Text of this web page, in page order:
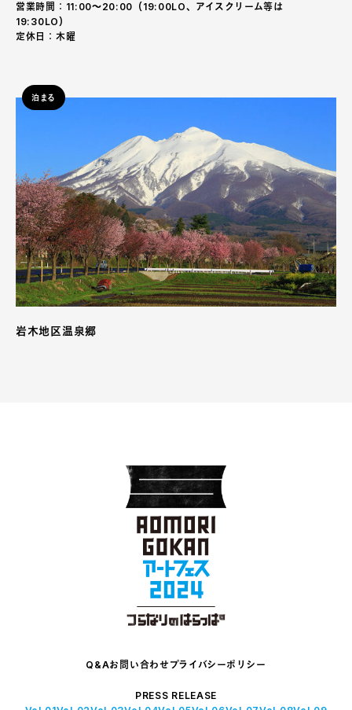
営業時間：11:00〜20:00（19:00LO、アイスクリーム等は
19:30LO）
定休日：木曜
泊まる
岩木地区温泉郷
Q&Aお問い合わせ プライバシーポリシー
PRESS RELEASE